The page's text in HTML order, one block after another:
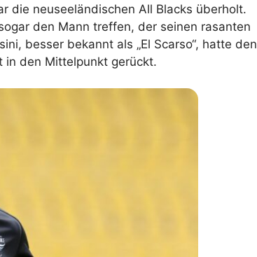
– kostenlos
ausfüllen
die neuseeländischen All Blacks überholt.
den Mann treffen, der seinen rasanten
besser bekannt als „El Scarso“, hatte den
in den Mittelpunkt gerückt.